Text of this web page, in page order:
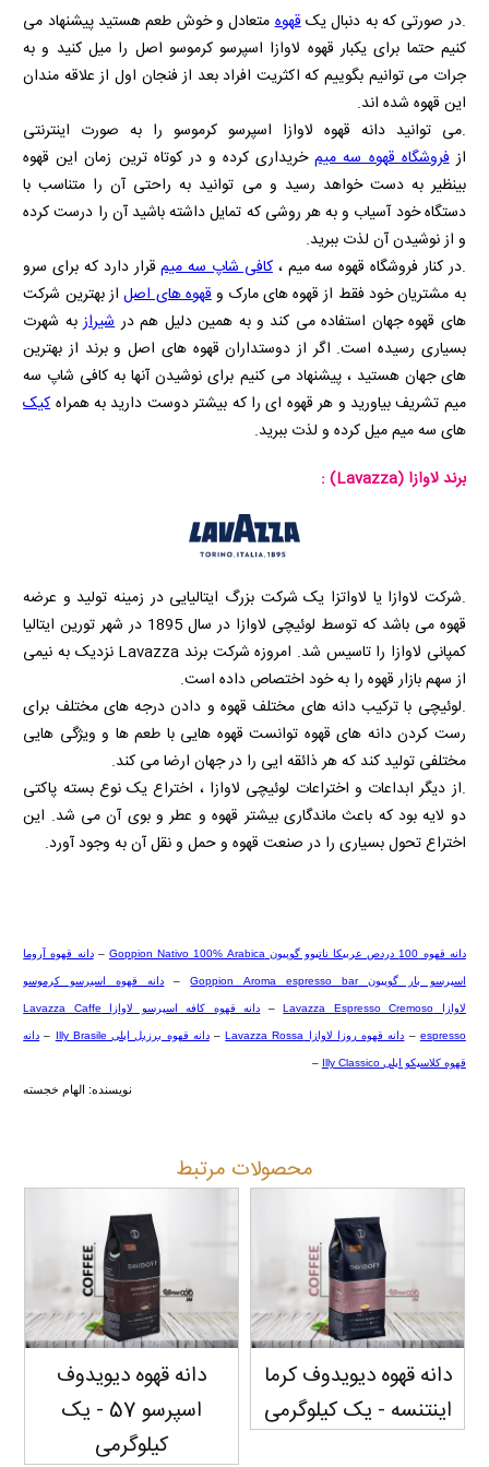
.در صورتی که به دنبال یکقهوهمتعادل و خوش طعم هستید پیشنهاد می
کنیم حتما برای یکبار قهوه لاوازا اسپرسو کرموسو اصل را میل کنید و به
جرات می توانیم بگوییم که اکثریت افراد بعد از فنجان اول از علاقه مندان
این قهوه شده اند.
.می توانید دانه قهوه لاوازا اسپرسو کرموسو را به صورت اینترنتی
ازفروشگاه قهوه سه میمخریداری کرده و در کوتاه ترین زمان این قهوه
بینظیر به دست خواهد رسید و می توانید به راحتی آن را متناسب با
دستگاه خود آسیاب و به هر روشی که تمایل داشته باشید آن را درست کرده
و از نوشیدن آن لذت ببرید.
.در کنار فروشگاه قهوه سه میم ،کافی شاپ سه میمقرار دارد که برای سرو
به مشتریان خود فقط از قهوه های مارک وقهوه های اصلاز بهترین شرکت
های قهوه جهان استفاده می کند و به همین دلیل هم درشیرازبه شهرت
بسیاری رسیده است. اگر از دوستداران قهوه های اصل و برند از بهترین
های جهان هستید ، پیشنهاد می کنیم برای نوشیدن آنها به کافی شاپ سه
میم تشریف بیاورید و هر قهوه ای را که بیشتر دوست دارید به همراهکیک
های سه میم میل کرده و لذت ببرید.
برند لاوازا(Lavazza)
:
.شرکت لاوازا یا لاواتزا یک شرکت بزرگ ایتالیایی در زمینه تولید و عرضه
قهوه می باشد که توسط لوئیچی لاوازا در سال 1895 در شهر تورین ایتالیا
کمپانی لاوازا را تاسیس شد. امروزه شرکت برند Lavazza نزدیک به نیمی
از سهم بازار قهوه را به خود اختصاص داده است.
.لوئیچی با ترکیب دانه های مختلف قهوه و دادن درجه های مختلف برای
رست کردن دانه های قهوه توانست قهوه هایی با طعم ها و ویژگی هایی
مختلفی تولید کند که هر ذائقه ایی را در جهان ارضا می کند.
.از دیگر ابداعات و اختراعات لوئیچی لاوازا ، اختراع یک نوع بسته پاکتی
دو لایه بود که باعث ماندگاری بیشتر قهوه و عطر و بوی آن می شد. این
اختراع تحول بسیاری را در صنعت قهوه و حمل و نقل آن به وجود آورد.
دانه قهوه 100 دردص عربیکا ناتیوو گوپیون Goppion Nativo 100% Arabica
–دانه قهوه آروما
اسپرسو بار گوپیونGoppion Aroma espresso bar
– دانه قهوه اسپرسو کرموسو
لاوازا Lavazza Espresso Cremoso
– دانه قهوه کافه اسپرسو لاوازا Lavazza Caffe
espresso
– دانه قهوه روزا لاوازا Lavazza Rossa
–دانه قهوه برزیل ایلی Illy Brasile
– دانه
قهوه کلاسیکو ایلیIlly Classico
–
نویسنده: الهام خجسته
محصولات مرتبط
دانه قهوه دیویدوف کرما
اینتنسه - یک کیلوگرمی
دانه قهوه دیویدوف
اسپرسو 57 - یک
کیلوگرمی